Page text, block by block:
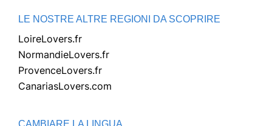
LE NOSTRE ALTRE REGIONI DA SCOPRIRE
LoireLovers.fr
NormandieLovers.fr
ProvenceLovers.fr
CanariasLovers.com